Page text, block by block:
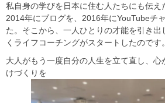
私自身の学びを日本に住む人たちにも伝え
2014年にブログを、2016年にYouTubeチ
た。そこから、一人ひとりの才能を引き
くライフコーチングがスタートしたのです。​
大人がもう一度自分の人生を立て直し、
けづくりを​